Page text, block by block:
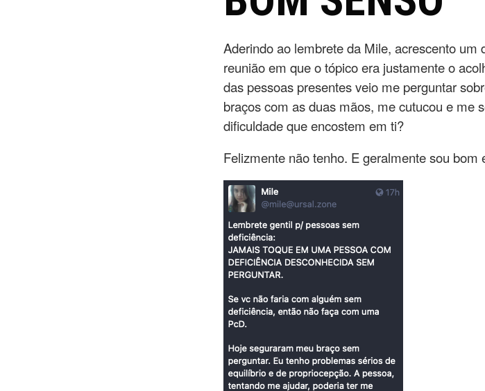
Aderindo ao lembrete da Mile, acrescento
reunião em que o tópico era justamente o
das pessoas presentes veio me perguntar
braços com as duas mãos, me cutucou e me
dificuldade que encostem em ti?
Felizmente não tenho. E geralmente sou bom